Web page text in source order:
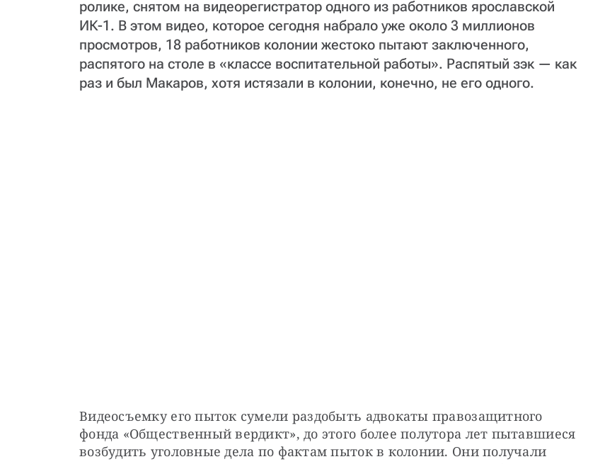
ролике, снятом на видеорегистратор одного из работников ярославской
ИК-1. В этом видео, которое сегодня набрало уже около 3 миллионов
просмотров, 18 работников колонии жестоко пытают заключенного,
распятого на столе в «классе воспитательной работы». Распятый зэк — как
раз и был Макаров, хотя истязали в колонии, конечно, не его одного.
Видеосъемку его пыток сумели раздобыть адвокаты правозащитного
фонда «Общественный вердикт», до этого более полутора лет пытавшиеся
возбудить уголовные дела по фактам пыток в колонии. Они получали